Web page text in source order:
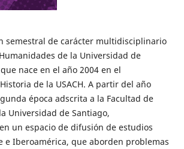
semestral de carácter multidisciplinario
de la Universidad de
nace en el año 2004 en el
de la USACH. A partir del año
época adscrita a la Facultad de
Universidad de Santiago,
un espacio de difusión de estudios
e Iberoamérica, que aborden problemas